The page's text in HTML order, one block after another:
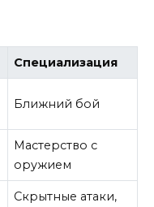
Специализация
Ближний бой
Мастерство с
оружием
Скрытные атаки,